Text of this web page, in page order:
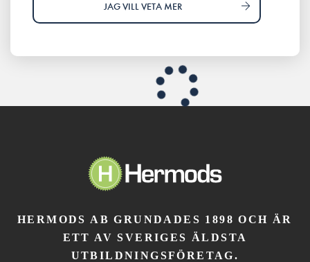
JAG VILL VETA MER
HERMODS AB GRUNDADES 1898 OCH ÄR
ETT AV SVERIGES ÄLDSTA
UTBILDNINGSFÖRETAG.